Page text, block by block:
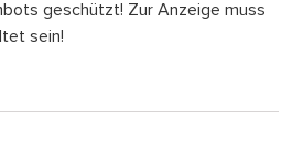
geschützt! Zur Anzeige muss
sein!